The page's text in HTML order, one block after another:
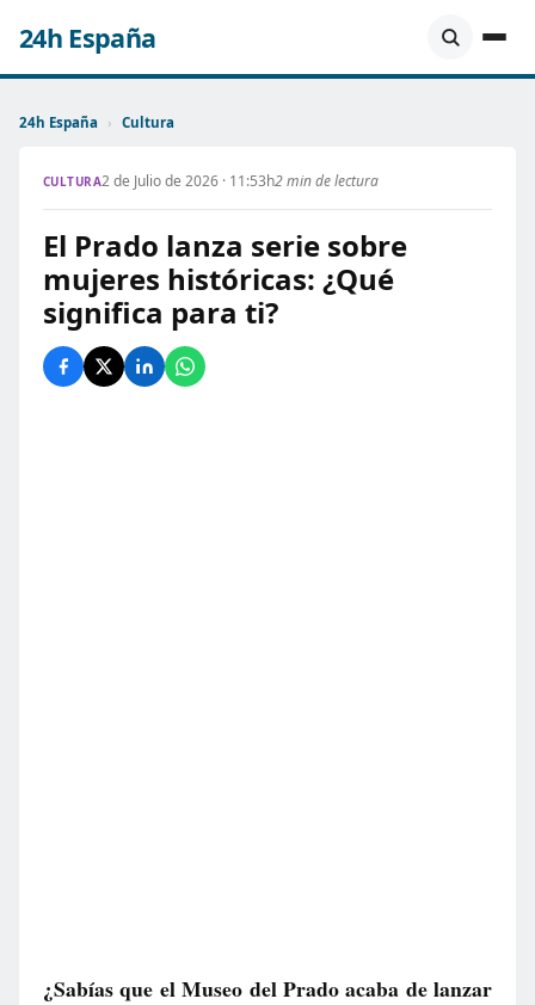
24h España
24h España › Cultura
CULTURA2 de Julio de 2026 · 11:53h2 min de lectura
El Prado lanza serie sobre
mujeres históricas: ¿Qué
significa para ti?
¿Sabías que el Museo del Prado acaba de lanzar